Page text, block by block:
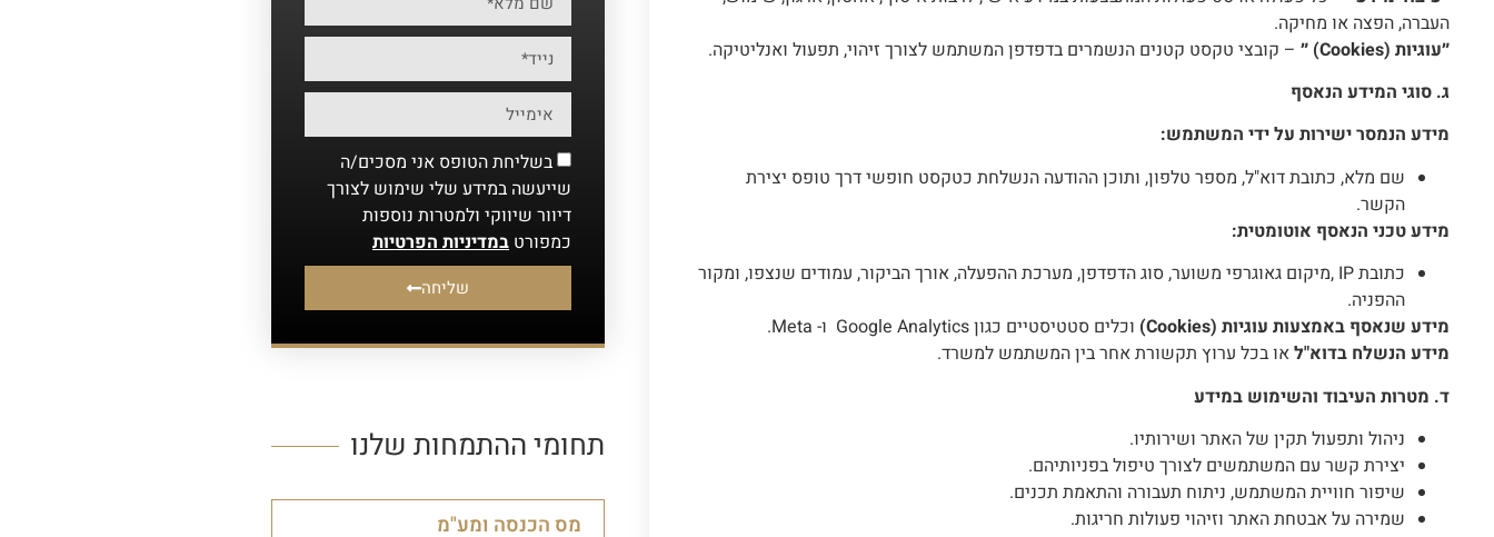
העברה, הפצה או מחיקה.
״עוגיות (Cookies) ״ – קובצי טקסט קטנים הנשמרים בדפדפן המשתמש לצורך זיהוי, תפעול ואנליטיקה.
ג. סוגי המידע הנאסף
מידע הנמסר ישירות על ידי המשתמש:
שם מלא, כתובת דוא"ל, מספר טלפון, ותוכן ההודעה הנשלחת כטקסט חופשי דרך טופס יצירת
הקשר.
מידע טכני הנאסף אוטומטית:
כתובת IP ,מיקום גאוגרפי משוער, סוג הדפדפן, מערכת ההפעלה, אורך הביקור, עמודים שנצפו, ומקור
ההפניה.
מידע שנאסף באמצעות עוגיות (Cookies)
וכלים סטטיסטיים כגון Google Analytics ו- Meta.
מידע הנשלח בדוא"לאו בכל ערוץ תקשורת אחר בין המשתמש למשרד.
ד. מטרות העיבוד והשימוש במידע
ניהול ותפעול תקין של האתר ושירותיו.
יצירת קשר עם המשתמשים לצורך טיפול בפניותיהם.
שיפור חוויית המשתמש, ניתוח תעבורה והתאמת תכנים.
שמירה על אבטחת האתר וזיהוי פעולות חריגות.
בשליחת הטופס אני מסכים/ה
שייעשה במידע שלי שימוש לצורך
דיוור שיווקי ולמטרות נוספות
כמפורט במדיניות הפרטיות
שליחה
תחומי ההתמחות שלנו
מס הכנסה ומע"מ